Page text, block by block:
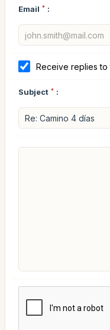
Email * :
Receive replies to
Subject * :